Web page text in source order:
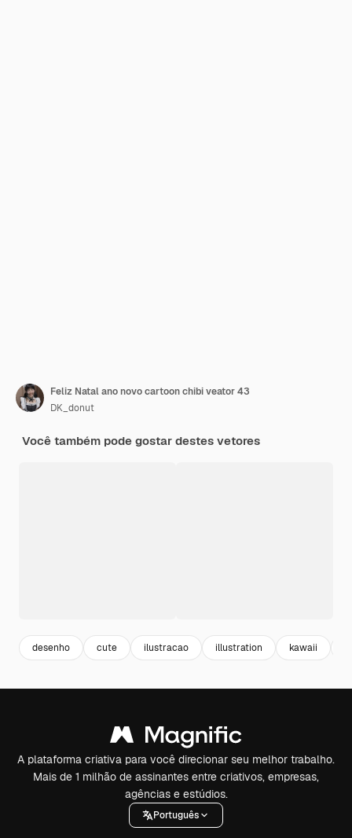
Feliz Natal ano novo cartoon chibi veator 43
DK_donut
Você também pode gostar destes vetores
desenho cute ilustracao illustration kawaii
A plataforma criativa para você direcionar seu melhor trabalho.
Mais de 1 milhão de assinantes entre criativos, empresas,
agências e estúdios.
Português